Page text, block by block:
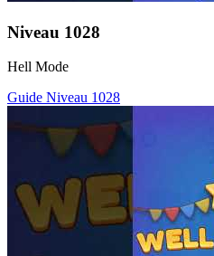
Niveau 1028
Hell Mode
Guide Niveau 1028